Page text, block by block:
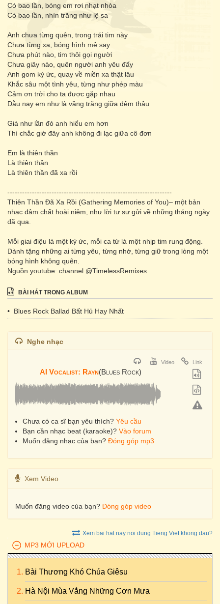
Có bao lần, bóng em rơi nhạt nhòa
Có bao lần, nhìn trăng như lệ sa
Anh chưa từng quên, trong trái tim này
Chưa từng xa, bóng hình mê say
Chưa phút nào, tim thôi gọi người
Chưa giây nào, quên người anh yêu đấy
Anh gom ký ức, quay về miền xa thật lâu
Khắc sâu một tình yêu, từng như phép màu
Cảm ơn trời cho ta được gặp nhau
Dẫu nay em như là vầng trăng giữa đêm thâu
Giá như lần đó anh hiểu em hơn
Thì chắc giờ đây anh không đi lạc giữa cô đơn
Em là thiên thần
Là thiên thần
Là thiên thần đã xa rồi
-------------------------------------------------------------------
Thiên Thần Đã Xa Rồi (Gathering Memories of You)– một bản
nhạc đậm chất hoài niệm, như lời tự sự gửi về những tháng ngày
đã qua.
Mỗi giai điệu là một ký ức, mỗi ca từ là một nhịp tim rung động.
Dành tặng những ai từng yêu, từng nhớ, từng giữ trong lòng một
bóng hình không quên.
Nguồn youtube: channel @TimelessRemixes
BÀI HÁT TRONG ALBUM
• Blues Rock Ballad Bất Hủ Hay Nhất
Nghe nhạc
Video Link
AI Vocalist: Rayn(Blues Rock)
Chưa có ca sĩ bạn yêu thích? Yêu cầu
Bạn cần nhạc beat (karaoke)? Vào forum
Muốn đăng nhạc của bạn? Đóng góp mp3
Xem Video
Muốn đăng video của bạn? Đóng góp video
Xem bai hat nay noi dung Tieng Viet khong dau?
MP3 MỚI UPLOAD
Bài Thương Khó Chúa Giêsu
Hà Nội Mùa Vắng Những Cơn Mưa